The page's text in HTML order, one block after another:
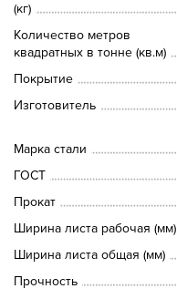
(кг)
Количество метров
квадратных в тонне (кв.м)
Покрытие
Изготовитель
Марка стали
ГОСТ
Прокат
Ширина листа рабочая (мм)
Ширина листа общая (мм)
Прочность